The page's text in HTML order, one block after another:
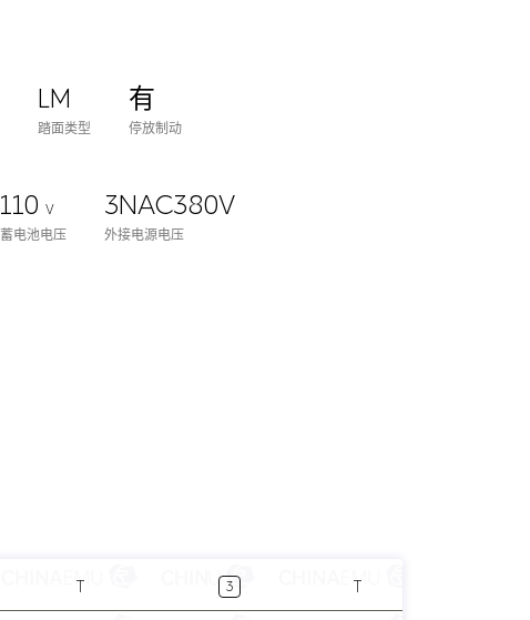
LM
踏面类型
有
停放制动
110V
蓄电池电压
3NAC380V
外接电源电压
T 3 T